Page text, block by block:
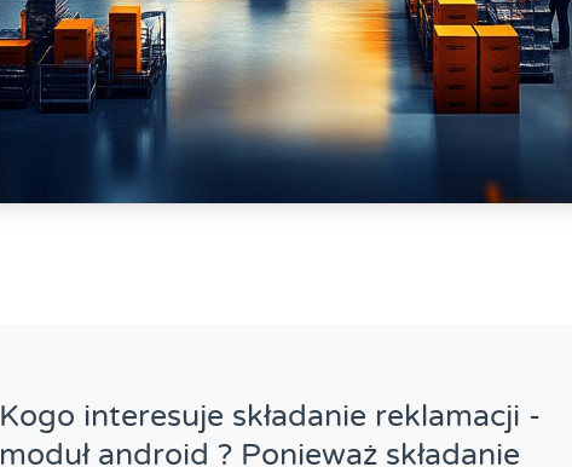
Kogo interesuje składanie reklamacji -
moduł android ? Ponieważ składanie